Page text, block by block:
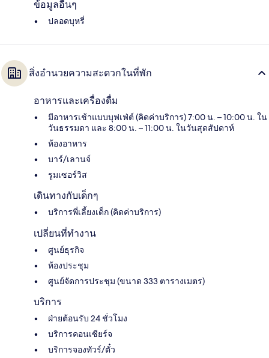
ข้อมูลอื่นๆ
ปลอดบุหรี่
สิ่งอำนวยความสะดวกในที่พัก
อาหารและเครื่องดื่ม
มีอาหารเช้าแบบบุฟเฟ่ต์ (คิดค่าบริการ) 7:00 น. – 10:00 น. ใน
วันธรรมดา และ 8:00 น. – 11:00 น. ในวันสุดสัปดาห์
ห้องอาหาร
บาร์/เลานจ์
รูมเซอร์วิส
เดินทางกับเด็กๆ
บริการพี่เลี้ยงเด็ก (คิดค่าบริการ)
เปลี่ยนที่ทำงาน
ศูนย์ธุรกิจ
ห้องประชุม
ศูนย์จัดการประชุม (ขนาด 333 ตารางเมตร)
บริการ
ฝ่ายต้อนรับ 24 ชั่วโมง
บริการคอนเซียร์จ
บริการจองทัวร์/ตั๋ว